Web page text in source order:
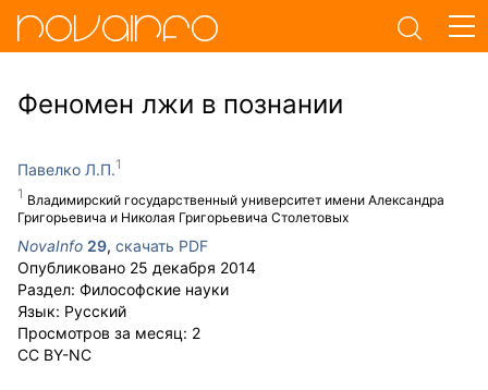
Феномен лжи в познании
Павелко Л.П.
Владимирский государственный университет имени Александра
Григорьевича и Николая Григорьевича Столетовых
NovaInfo 29, скачать PDF
Опубликовано 25 декабря 2014
Раздел: Философские науки
Язык: Русский
Просмотров за месяц: 2
CC BY-NC